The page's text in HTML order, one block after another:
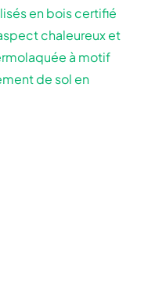
en bois certifié
chaleureux et
à motif
de sol en